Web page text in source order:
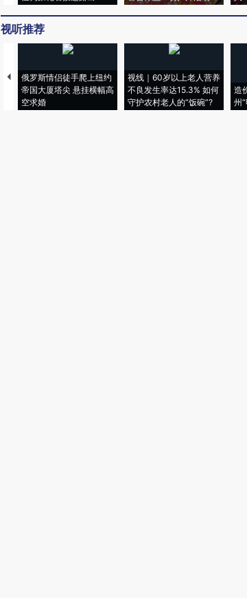
视听推荐
俄罗斯情侣徒手爬上纽约
帝国大厦塔尖 悬挂横幅高
空求婚
视线｜60岁以上老人营养
不良发生率达15.3% 如何
守护农村老人的“饭碗”?
造
州